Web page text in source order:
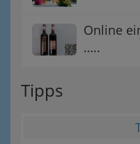
Online
…..
Tipps